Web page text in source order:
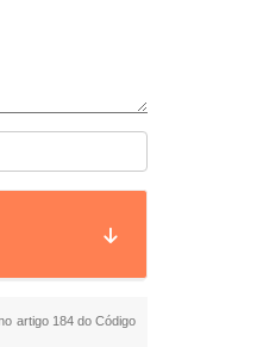
artigo 184 do Código